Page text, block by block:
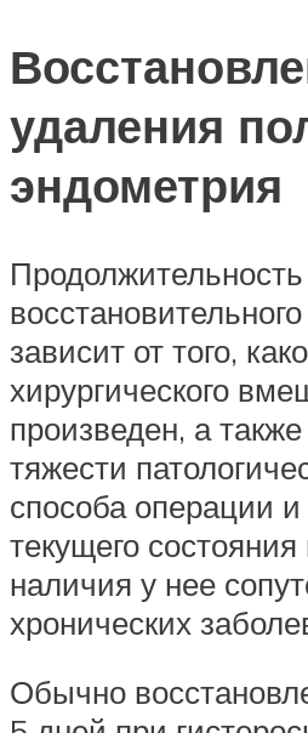
удаления
эндометрия
Продолжительность
зависит от того,
хирургического
произведен, а
тяжести
способа операции
текущего состояния
наличия у нее
хронических
Обычно